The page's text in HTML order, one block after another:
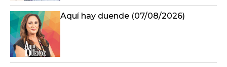
Aquí hay duende (07/08/2026)